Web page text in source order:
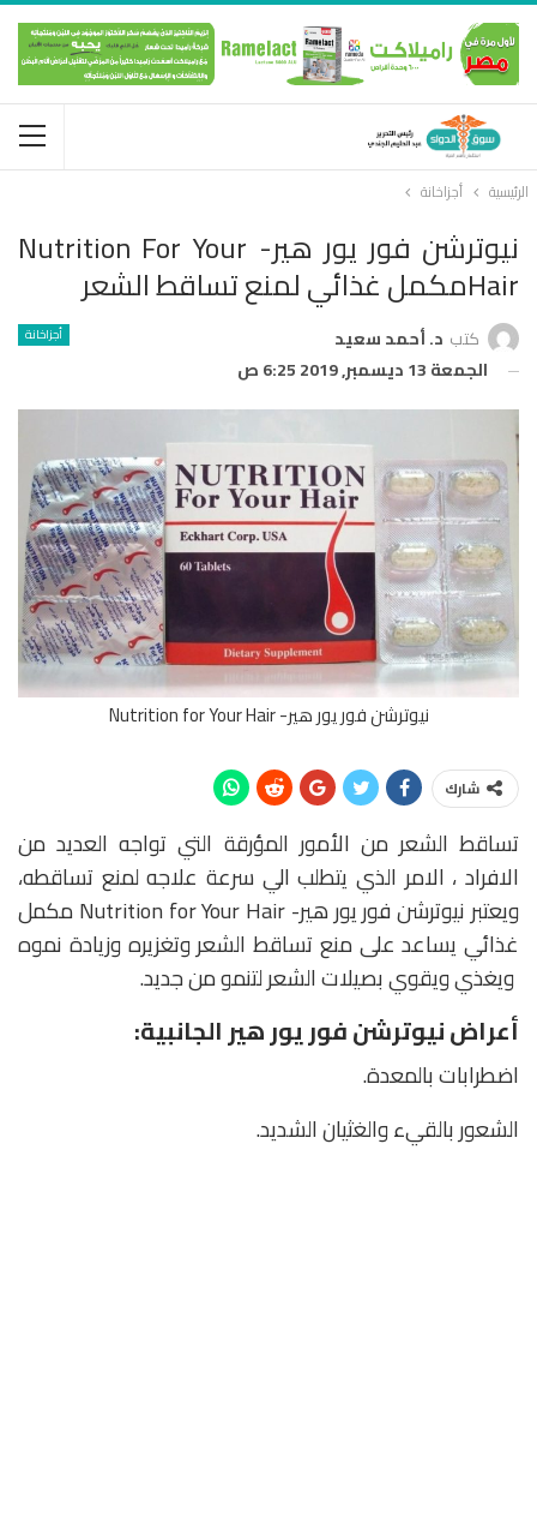
الرئيسية أجزاخانة
نيوترشن فور يور هير- Nutrition For Your
Hairمكمل غذائي لمنع تساقط الشعر
أجزاخانة كتب د. أحمد سعيد
الجمعة 13 ديسمبر, 2019 6:25 ص
نيوترشن فور يور هير- Nutrition for Your Hair
شارك
تساقط الشعر من الأمور المؤرقة التي تواجه العديد من
الافراد ، الامر الذي يتطلب الي سرعة علاجه لمنع تساقطه،
ويعتبر نيوترشن فور يور هير- Nutrition for Your Hair مكمل
غذائي يساعد على منع تساقط الشعر وتغزيره وزيادة نموه
ويغذي ويقوي بصيلات الشعر لتنمو من جديد.
أعراض نيوترشن فور يور هير الجانبية:
اضطرابات بالمعدة.
الشعور بالقيء والغثيان الشديد.